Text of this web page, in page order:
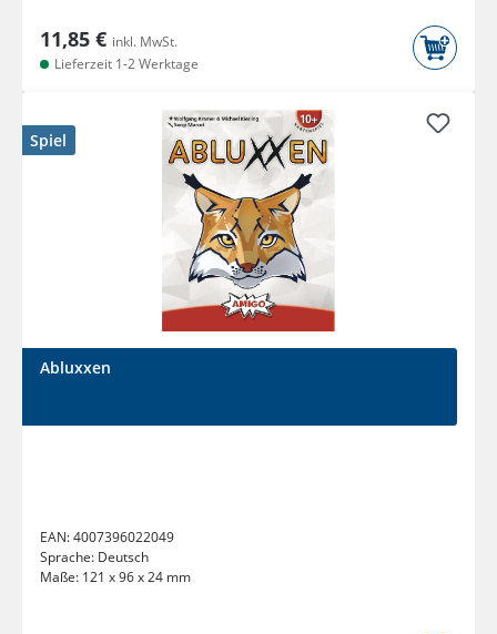
11,85 € inkl. MwSt.
Lieferzeit 1-2 Werktage
Spiel
Abluxxen
EAN:4007396022049
Sprache: Deutsch
Maße: 121 x 96 x 24 mm